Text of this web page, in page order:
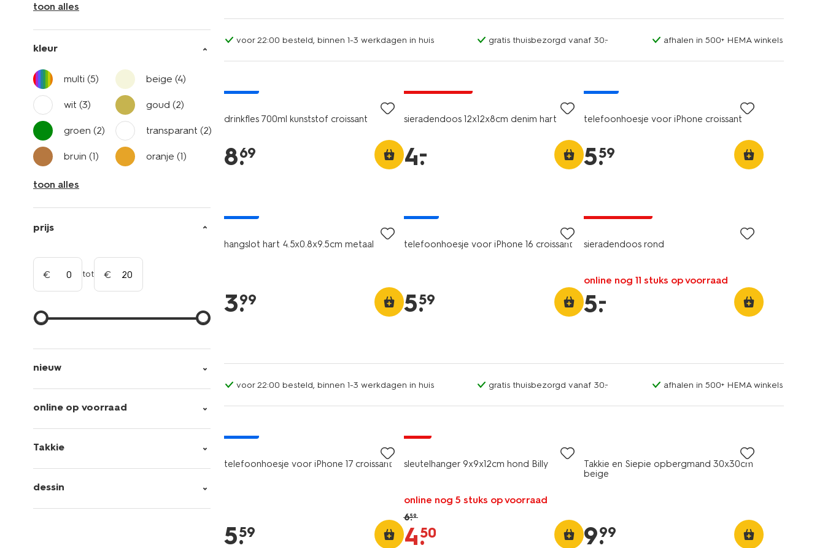
toon alles
kleur
multi (5) beige(4)
wit (3) goud(2)
groen (2) transparant(2)
bruin (1) oranje(1)
toon alles
prijs
tot
nieuw
online op voorraad
Takkie
dessin
voor 22:00 besteld, binnen 1-3 werkdagen in huis gratis thuisbezorgd vanaf 30.- afhalen in 500+ HEMA winkels
drinkfles 700ml kunststof croissant
8.
69
sieradendoos 12x12x8cm denim hart
4.
–
telefoonhoesje voor iPhone croissant
5.
59
hangslot hart 4.5x0.8x9.5cm metaal
3.
99
telefoonhoesje voor iPhone 16 croissant
5.
59
sieradendoos rond
online nog 11 stuks op voorraad
5.
–
voor 22:00 besteld, binnen 1-3 werkdagen in huis gratis thuisbezorgd vanaf 30.- afhalen in 500+ HEMA winkels
telefoonhoesje voor iPhone 17 croissant
5.
59
sleutelhanger 9x9x12cm hond Billy
online nog 5 stuks op voorraad
6.59
4.
50
Takkie en Siepie opbergmand 30x30cm
beige
9.
99